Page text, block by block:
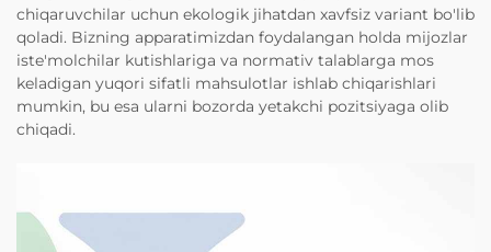
chiqaruvchilar uchun ekologik jihatdan xavfsiz variant bo'lib
qoladi. Bizning apparatimizdan foydalangan holda mijozlar
iste'molchilar kutishlariga va normativ talablarga mos
keladigan yuqori sifatli mahsulotlar ishlab chiqarishlari
mumkin, bu esa ularni bozorda yetakchi pozitsiyaga olib
chiqadi.